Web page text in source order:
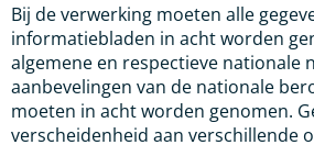
Bij de verwerking moeten alle
informatiebladen in acht worden
algemene en respectieve nationale
aanbevelingen van de nationale
moeten in acht worden genomen.
verscheidenheid aan verschillende